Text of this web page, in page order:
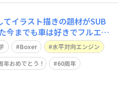
イラスト描きの題材がSUB
今までも車は好きでフルエア
でしたが今は大人に楽しもう
ました自分が大人になったか
ンドがそうさせるのかもし
Boxer
水平対向エンジン
年おめでとう！
60周年